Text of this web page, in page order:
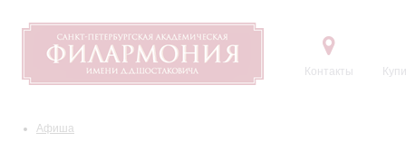
Контакты
Афиша